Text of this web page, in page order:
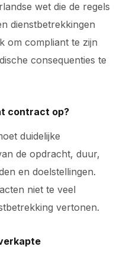
wet die de regels
dienstbetrekkingen
om compliant te zijn
consequenties te
contract op?
duidelijke
de opdracht, duur,
en doelstellingen.
niet te veel
vertonen.